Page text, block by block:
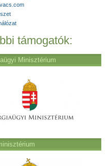
támogatók:
Minisztérium